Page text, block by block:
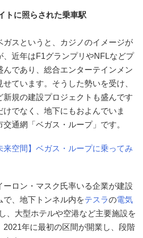
トに照らされた乗車駅
ガスというと、カジノのイメージが
、近年はF1グランプリやNFLなどプ
んであり、総合エンターテインメン
せています。そうした勢いを受け、
新規の建設プロジェクトも盛んです
でなく、地下にもおよんでいま
通網「ベガス・ループ」です。
来空間】ベガス・ループに乗ってみ
ーロン・マスク氏率いる企業が建設
で、地下トンネル内をテスラの電気
、大型ホテルや空港など主要施設を
2021年に最初の区間が開業し、段階